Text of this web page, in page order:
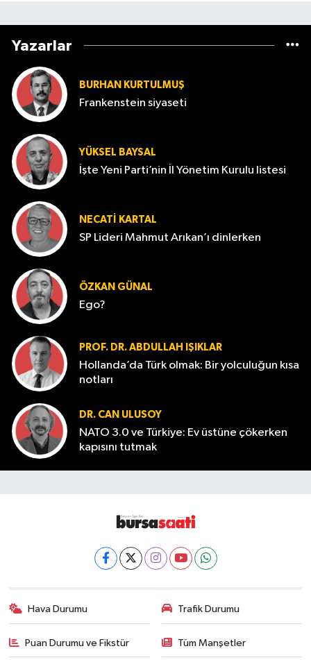
Yazarlar
BURHAN KURTULMUŞ
Frankenstein siyaseti
YÜKSEL BAYSAL
İşte Yeni Parti’nin İl Yönetim Kurulu listesi
NECATI KARTAL
SP Lideri Mahmut Arıkan’ı dinlerken
ÖZKAN GÜNAL
Ego?
PROF. DR. ABDULLAH IŞIKLAR
Hollanda’da Türk olmak: Bir yolculuğun kısa
notları
DR. CAN ULUSOY
NATO 3.0 ve Türkiye: Ev üstüne çökerken
kapısını tutmak
Hava Durumu Trafik Durumu
Puan Durumu ve Fikstür Tüm Manşetler